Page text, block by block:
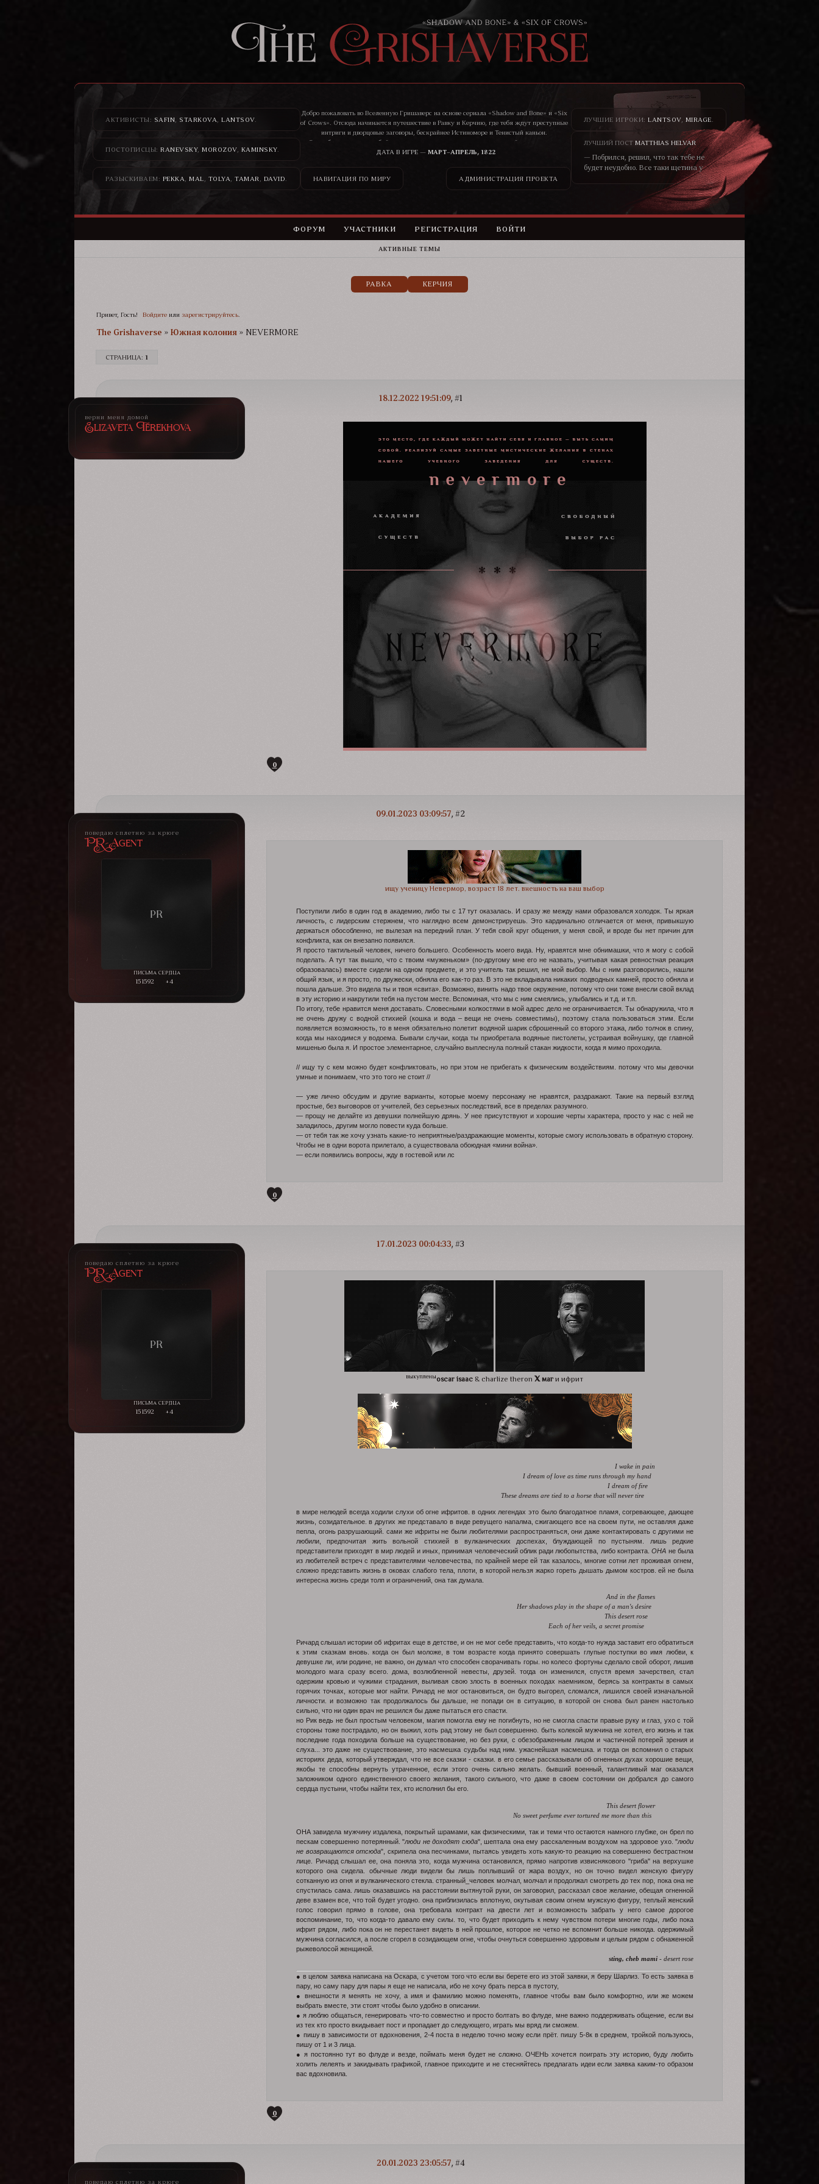
АКТИВИСТЫ: SAFIN STARKOVA LANTSOV.
ПОСТОПИСЦЫ: RANEVSKY, MOROZOV, KAMINSKY.
РАЗЫСКИВАЕМ: PEKKA MAL TOLYA TAMAR DAVID
Добро пожаловать во Вселенную Гришаверс на основе сериала «Shadow and Bone» и «Six
of Crows». Отсюда начинается путешествие в Равку и Керчию, где тебя ждут преступные
интриги и дворцовые заговоры, бескрайнее Истиноморе и Тенистый каньон.
Здесь бандиты, воры, убийцы, цари и святые ведут нескончаемую войну, и никто не
сможет остаться в стороне от ее последствий.
ДАТА В ИГРЕ — МАРТ–АПРЕЛЬ, 1822
НАВИГАЦИЯ ПО МИРУ АДМИНИСТРАЦИЯ ПРОЕКТА
ЛУЧШИЕ ИГРОКИ: LANTSOV, MIRAGE
ЛУЧШИЙ ПОСТ MATTHIAS HELVAR
— Побрился, решил, что так тебе не
будет неудобно. Все таки щетина у
меня всегда была жёсткая, как
шерсть у медведя. – он хохотнул. —
Не думаю, что меня сторонятся
только из-за щетины. Скорее в
принципе от того, что я чужеземец.
уголки глаз блондина чуть сузились,
ФОРУМ УЧАСТНИКИ РЕГИСТРАЦИЯ ВОЙТИ
АКТИВНЫЕ ТЕМЫ
РАВКА КЕРЧИЯ
Привет, Гость! Войдите или зарегистрируйтесь
The Grishaverse­­­ » Южная колония » NEVERMORE
СТРАНИЦА: 1
1
18.12.2022 19:51:09
верни меня домой
Elizaveta Terekhova
0
2
09.01.2023 03:09:57
поведаю сплетню за крюге
PR-Agent
151592 +4
ищу ученицу Невермор, возраст 18 лет. внешность на ваш выбор
Поступили либо в один год в академию, либо ты с 17 тут оказалась. И сразу же между нами образовался холодок. Ты яркая
личность, с лидерским стержнем, что наглядно всем демонстрируешь. Это кардинально отличается от меня, привыкшую
держаться обособленно, не вылезая на передний план. У тебя свой круг общения, у меня свой, и вроде бы нет причин для
конфликта, как он внезапно появился.
Я просто тактильный человек, ничего большего. Особенность моего вида. Ну, нравятся мне обнимашки, что я могу с собой
поделать. А тут так вышло, что с твоим «муженьком» (по-другому мне его не назвать, учитывая какая ревностная реакция
образовалась) вместе сидели на одном предмете, и это учитель так решил, не мой выбор. Мы с ним разговорились, нашли
общий язык, и я просто, по дружески, обняла его как-то раз. В это не вкладывала никаких подводных камней, просто обняла и
пошла дальше. Это видела ты и твоя «свита». Возможно, винить надо твое окружение, потому что они тоже внесли свой вклад
в эту историю и накрутили тебя на пустом месте. Вспоминая, что мы с ним смеялись, улыбались и т.д. и т.п.
По итогу, тебе нравится меня доставать. Словесными колкостями в мой адрес дело не ограничивается. Ты обнаружила, что я
не очень дружу с водной стихией (кошка и вода – вещи не очень совместимы), поэтому стала пользоваться этим. Если
появляется возможность, то в меня обязательно полетит водяной шарик сброшенный со второго этажа, либо толчок в спину,
когда мы находимся у водоема. Бывали случаи, когда ты приобретала водяные пистолеты, устраивая войнушку, где главной
мишенью была я. И простое элементарное, случайно выплеснула полный стакан жидкости, когда я мимо проходила.
// ищу ту с кем можно будет конфликтовать, но при этом не прибегать к физическим воздействиям. потому что мы девочки
умные и понимаем, что это того не стоит //
— уже лично обсудим и другие варианты, которые моему персонажу не нравятся, раздражают. Такие на первый взгляд
простые, без выговоров от учителей, без серьезных последствий, все в пределах разумного.
— прощу не делайте из девушки полнейшую дрянь. У нее присутствуют и хорошие черты характера, просто у нас с ней не
заладилось, другим могло повести куда больше.
— от тебя так же хочу узнать какие-то неприятные/раздражающие моменты, которые смогу использовать в обратную сторону.
Чтобы не в одни ворота прилетало, а существовала обоюдная «мини война».
— если появились вопросы, жду в гостевой или лс
0
3
17.01.2023 00:04:33
поведаю сплетню за крюге
PR-Agent
151592 +4
выкупленыoscar isaac & charlize theron x маги ифрит
I wake in pain
I dream of love as time runs through my hand
I dream of fire
These dreams are tied to a horse that will never tire
в мире нелюдей всегда ходили слухи об огне ифритов. в одних легендах это было благодатное пламя, согревающее, дающее
жизнь, созидательное. в других же представало в виде ревущего напалма, сжигающего все на своем пути, не оставляя даже
пепла, огонь разрушающий. сами же ифриты не были любителями распространяться, они даже контактировать с другими не
любили, предпочитая жить вольной стихией в вулканических доспехах, блуждающей по пустыням. лишь редкие
представители приходят в мир людей и иных, принимая человеческий облик ради любопытства, либо контракта.ОНА не была
из любителей встреч с представителями человечества, по крайней мере ей так казалось, многие сотни лет проживая огнем,
сложно представить жизнь в оковах слабого тела, плоти, в которой нельзя жарко гореть дышать дымом костров. ей не была
интересна жизнь среди толп и ограничений, она так думала.
And in the flames
Her shadows play in the shape of a man's desire
This desert rose
Each of her veils, a secret promise
Ричард слышал истории об ифритах еще в детстве, и он не мог себе представить, что когда-то нужда заставит его обратиться
к этим сказкам вновь. когда он был моложе, в том возрасте когда принято совершать глупые поступки во имя любви, к
девушке ли, или родине, не важно, он думал что способен сворачивать горы. но колесо фортуны сделало свой оборот, лишив
молодого мага сразу всего. дома, возлюбленной невесты, друзей. тогда он изменился, спустя время зачерствел, стал
одержим кровью и чужими страдания, выливая свою злость в военных походах наемником, берясь за контракты в самых
горячих точках, которые мог найти. Ричард не мог остановиться, он будто выгорел, сломался, лишился своей изначальной
личности. и возможно так продолжалось бы дальше, не попади он в ситуацию, в которой он снова был ранен настолько
сильно, что ни один врач не решился бы даже пытаться его спасти.
но Рик ведь не был простым человеком, магия помогла ему не погибнуть, но не смогла спасти правые руку и глаз, ухо с той
стороны тоже пострадало, но он выжил, хоть рад этому не был совершенно. быть колекой мужчина не хотел, его жизнь и так
последние года походила больше на существование, но без руки, с обезображенным лицом и частичной потерей зрения и
слуха... это даже не существование, это насмешка судьбы над ним. ужаснейшая насмешка. и тогда он вспомнил о старых
историях деда, который утверждал, что не все сказки - сказки. в его семье рассказывали об огненных духах хорошие вещи,
якобы те способны вернуть утраченное, если этого очень сильно желать. бывший военный, талантливый маг оказался
заложником одного единственного своего желания, такого сильного, что даже в своем состоянии он добрался до самого
сердца пустыни, чтобы найти тех, кто исполнил бы его.
This desert flower
No sweet perfume ever tortured me more than this
ОНА завидела мужчину издалека, покрытый шрамами, как физическими, так и теми что остаются намного глубже, он брел по
пескам совершенно потерянный. "люди не доходят сюда", шептала она ему расскаленным воздухом на здоровое ухо. "люди
не возвращаются отсюда", скрипела она песчинками, пытаясь увидеть хоть какую-то реакцию на совершенно бестрастном
лице. Ричард слышал ее, она поняла это, когда мужчина остановился, прямо напротив извиснякового "гриба" на верхушке
которого она сидела. обычные люди видели бы лишь поплывший от жара воздух, но он точно видел женскую фигуру
сотканную из огня и вулканического стекла. странный_человек молчал, молчал и продолжал смотреть до тех пор, пока она не
спустилась сама. лишь оказавшись на расстоянии вытянутой руки, он заговорил, рассказал свое желание, обещая огненной
деве взамен все, что той будет угодно. она приблизилась вплотную, окутывая своим огнем мужскую фигуру, теплый женский
голос говорил прямо в голове, она требовала контракт на двести лет и возможность забрать у него самое дорогое
воспоминание, то, что когда-то давало ему силы. то, что будет приходить к нему чувством потери многие годы, либо пока
ифрит рядом, либо пока он не перестанет видеть в ней прошлое, которое не четко не вспомнит больше никогда. одержимый
мужчина согласился, а после сгорел в созидающем огне, чтобы очнуться совершенно здоровым и целым рядом с обнаженной
рыжеволосой женщиной.
sting, cheb mami - desert rose
● в целом заявка написана на Оскара, с учетом того что если вы берете его из этой заявки, я беру Шарлиз. То есть заявка в
пару, но саму пару для пары я еще не написала, ибо не хочу брать перса в пустоту,
● внешности я менять не хочу, а имя и фамилию можно поменять, главное чтобы вам было комфортно, или же можем
выбрать вместе, эти стоят чтобы было удобно в описании.
● я люблю общаться, генерировать что-то совместно и просто болтать во флуде, мне важно поддерживать общение, если вы
из тех кто просто вкидывает пост и пропадает до следующего, играть мы вряд ли сможем.
● пишу в зависимости от вдохновения, 2-4 поста в неделю точно можу если прёт. пишу 5-8к в среднем, тройкой пользуюсь,
пишу от 1 и 3 лица.
● я постоянно тут во флуде и везде, поймать меня будет не сложно. ОЧЕНЬ хочется поиграть эту историю, буду любить
холить лелеять и закидывать графикой, главное приходите и не стесняйтесь предлагать идеи если заявка каким-то образом
вас вдохновила.
0
4
20.01.2023 23:05:57
поведаю сплетню за крюге